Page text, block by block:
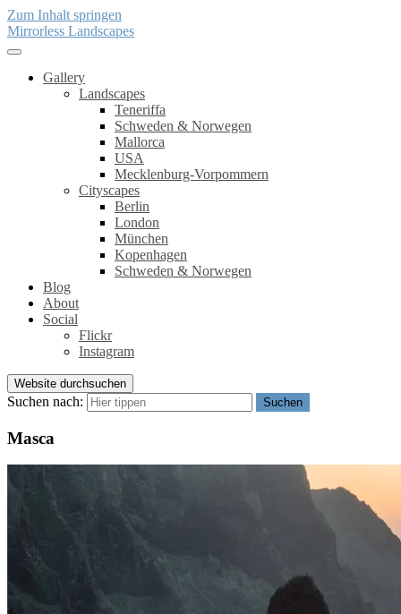
Zum Inhalt springen
Mirrorless Landscapes
Gallery
Landscapes
Teneriffa
Schweden & Norwegen
Mallorca
USA
Mecklenburg-Vorpommern
Cityscapes
Berlin
London
München
Kopenhagen
Schweden & Norwegen
Blog
About
Social
Flickr
Instagram
Website durchsuchen
Suchen nach: Suchen
Masca